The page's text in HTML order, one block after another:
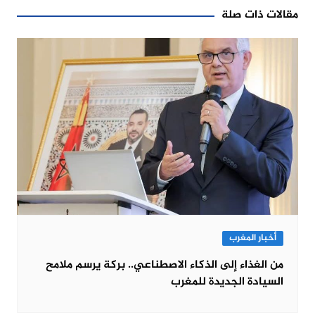
مقالات ذات صلة
أخبار المغرب
من الغذاء إلى الذكاء الاصطناعي.. بركة يرسم ملامح
السيادة الجديدة للمغرب